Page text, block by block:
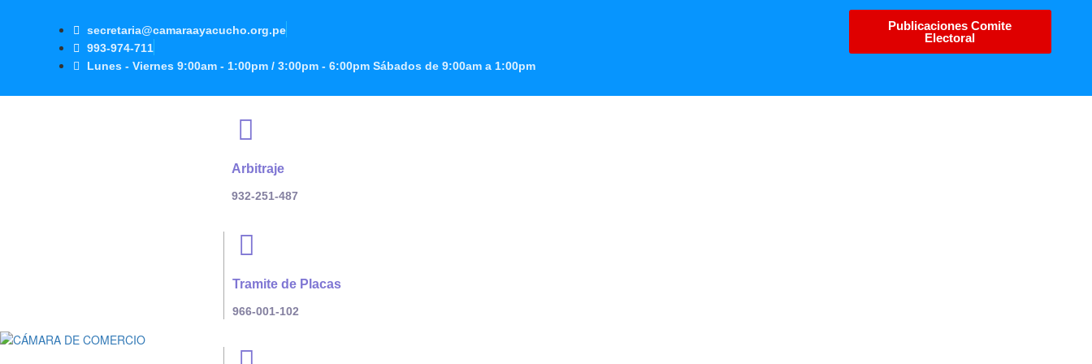
secretaria@camaraayacucho.org.pe
993-974-711
Lunes - Viernes 9:00am - 1:00pm / 3:00pm - 6:00pm Sábados de 9:00am a 1:00pm
Publicaciones Comite
Electoral
Arbitraje
932-251-487
Tramite de Placas
966-001-102